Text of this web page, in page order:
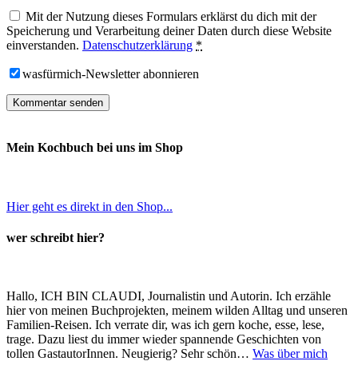
Mit der Nutzung dieses Formulars erklärst du dich mit der
Speicherung und Verarbeitung deiner Daten durch diese Website
einverstanden. Datenschutzerklärung *
wasfürmich-Newsletter abonnieren
Mein Kochbuch bei uns im Shop
Hier geht es direkt in den Shop...
wer schreibt hier?
Hallo, ICH BIN CLAUDI, Journalistin und Autorin. Ich erzähle
hier von meinen Buchprojekten, meinem wilden Alltag und unseren
Familien-Reisen. Ich verrate dir, was ich gern koche, esse, lese,
trage. Dazu liest du immer wieder spannende Geschichten von
tollen GastautorInnen. Neugierig? Sehr schön… Was über mich